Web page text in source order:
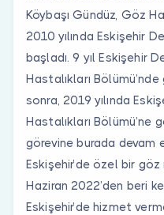
Köybaşı Gündüz, Göz
2010 yılında Eskişehir
başladı. 9 yıl Eskişehir
Hastalıkları
sonra, 2019 yılında
Hastalıkları Bölümü’ne
görevine burada devam
Eskişehir’de özel bir
Haziran 2022’den beri
Eskişehir’de hizmet